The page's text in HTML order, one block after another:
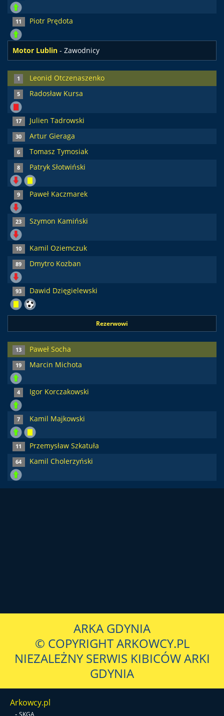
11 Piotr Prędota
Motor Lublin - Zawodnicy
1 Leonid Otczenaszenko
5 Radosław Kursa
17 Julien Tadrowski
30 Artur Gieraga
6 Tomasz Tymosiak
8 Patryk Słotwiński
9 Paweł Kaczmarek
23 Szymon Kamiński
10 Kamil Oziemczuk
89 Dmytro Kozban
93 Dawid Dzięgielewski
Rezerwowi
13 Paweł Socha
19 Marcin Michota
4 Igor Korczakowski
7 Kamil Majkowski
11 Przemysław Szkatuła
64 Kamil Cholerzyński
ARKA GDYNIA
© COPYRIGHT ARKOWCY.PL
NIEZALEŻNY SERWIS KIBICÓW ARKI
GDYNIA
Arkowcy.pl
- SKGA